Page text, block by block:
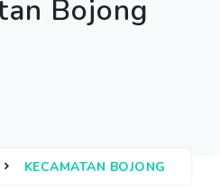
Bojong
KECAMATAN BOJONG